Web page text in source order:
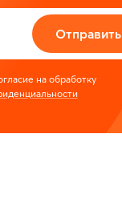
Отправить
на обработку